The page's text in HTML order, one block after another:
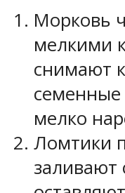
Морковь
мелкими
снимают
мелко
Ломтики
заливают